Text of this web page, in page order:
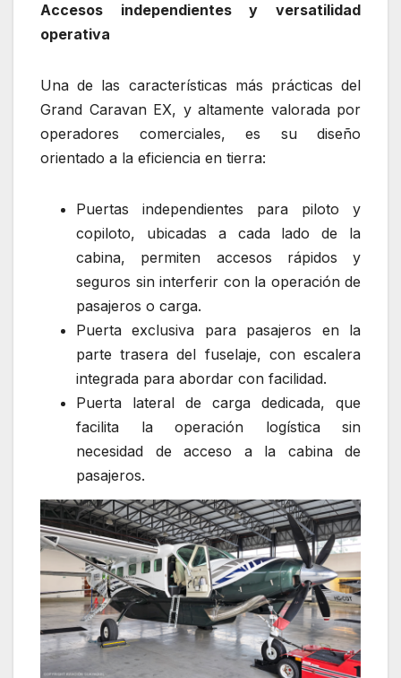
Accesos independientes y versatilidad
operativa
Una de las características más prácticas del
Grand Caravan EX, y altamente valorada por
operadores comerciales, es su diseño
orientado a la eficiencia en tierra:
Puertas independientes para piloto y
copiloto, ubicadas a cada lado de la
cabina, permiten accesos rápidos y
seguros sin interferir con la operación de
pasajeros o carga.
Puerta exclusiva para pasajeros en la
parte trasera del fuselaje, con escalera
integrada para abordar con facilidad.
Puerta lateral de carga dedicada, que
facilita la operación logística sin
necesidad de acceso a la cabina de
pasajeros.